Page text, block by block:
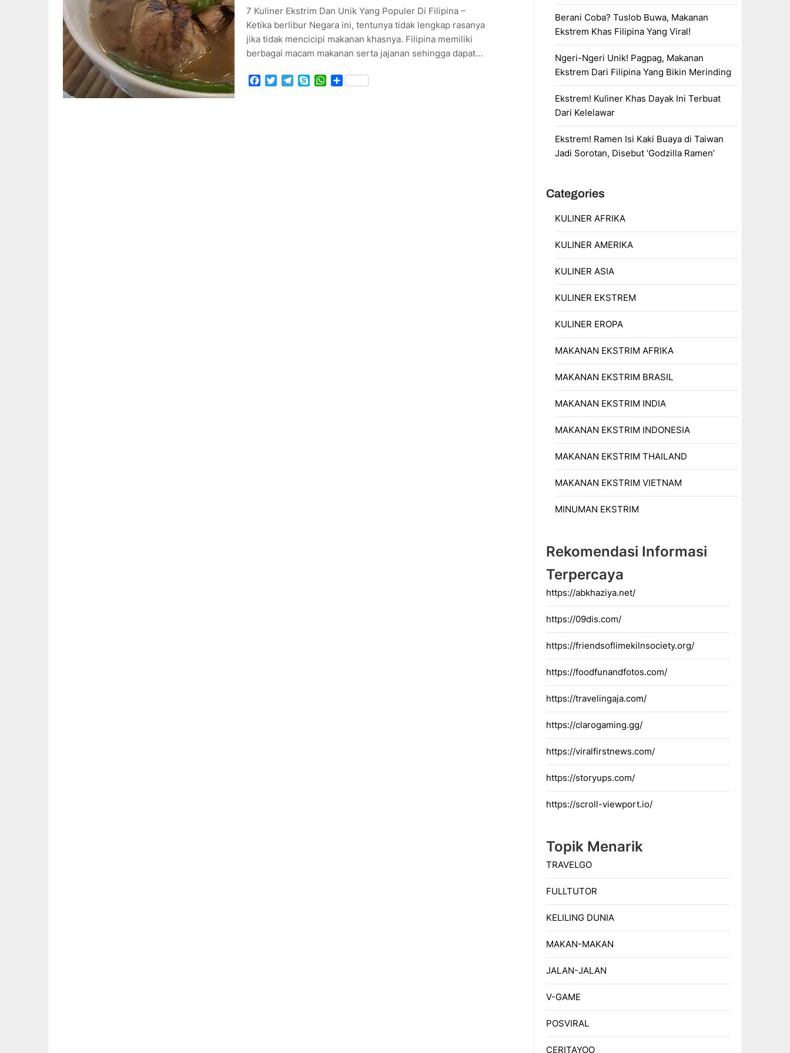
7 Kuliner Ekstrim Dan Unik Yang Populer Di Filipina –
Ketika berlibur Negara ini, tentunya tidak lengkap rasanya
jika tidak mencicipi makanan khasnya. Filipina memiliki
berbagai macam makanan serta jajanan sehingga dapat…
Facebook
TwitterTelegram
SkypeWhatsApp
Share
Berani Coba? Tuslob Buwa, Makanan
Ekstrem Khas Filipina Yang Viral!
Ngeri-Ngeri Unik! Pagpag, Makanan
Ekstrem Dari Filipina Yang Bikin Merinding
Ekstrem! Kuliner Khas Dayak Ini Terbuat
Dari Kelelawar
Ekstrem! Ramen Isi Kaki Buaya di Taiwan
Jadi Sorotan, Disebut ‘Godzilla Ramen’
Categories
KULINER AFRIKA
KULINER AMERIKA
KULINER ASIA
KULINER EKSTREM
KULINER EROPA
MAKANAN EKSTRIM AFRIKA
MAKANAN EKSTRIM BRASIL
MAKANAN EKSTRIM INDIA
MAKANAN EKSTRIM INDONESIA
MAKANAN EKSTRIM THAILAND
MAKANAN EKSTRIM VIETNAM
MINUMAN EKSTRIM
Rekomendasi Informasi
Terpercaya
https://abkhaziya.net/
https://09dis.com/
https://friendsoflimekilnsociety.org/
https://foodfunandfotos.com/
https://travelingaja.com/
https://clarogaming.gg/
https://viralfirstnews.com/
https://storyups.com/
https://scroll-viewport.io/
Topik Menarik
TRAVELGO
FULLTUTOR
KELILING DUNIA
MAKAN-MAKAN
JALAN-JALAN
V-GAME
POSVIRAL
CERITAYOO